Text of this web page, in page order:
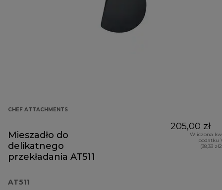
CHEF ATTACHMENTS
Mieszadło do
delikatnego
przekładania AT511
AT511
205,00 zł
Wliczona
podatku
(38,33